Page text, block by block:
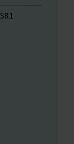
58.1